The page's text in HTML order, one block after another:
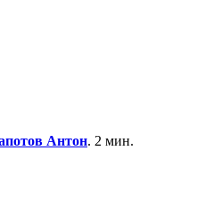
Антон. 2 мин.